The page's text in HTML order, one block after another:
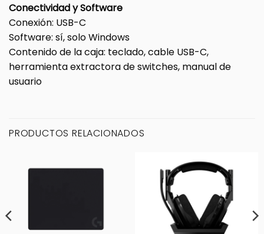
Conectividad y Software
Conexión: USB-C
Software: sí, solo Windows
Contenido de la caja: teclado, cable USB-C,
herramienta extractora de switches, manual de
usuario
PRODUCTOS RELACIONADOS